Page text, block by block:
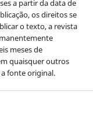
a partir da data de
os direitos se
o texto, a revista
meses de
quaisquer outros
fonte original.